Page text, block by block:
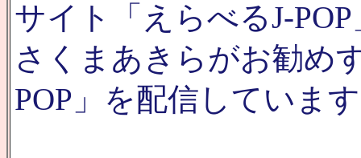
サイト「えらべるJ-
さくまあきらがお勧め
POP」を配信していま